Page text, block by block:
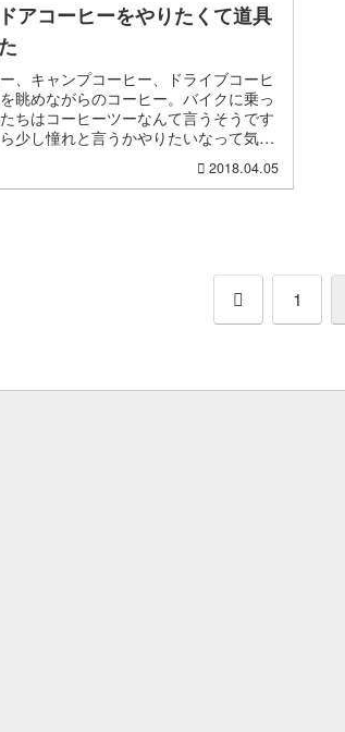
アコーヒーをやりたくて道具
、キャンプコーヒー、ドライブコーヒ
眺めながらのコーヒー。バイクに乗っ
ちはコーヒーツーなんて言うそうです
少し憧れと言うかやりたいなって気持
2018.04.05
前
1